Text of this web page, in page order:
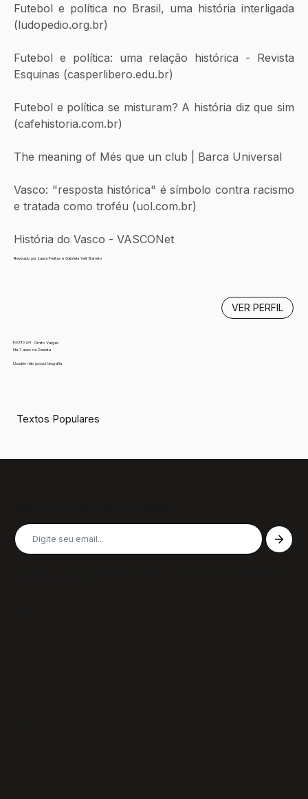
Futebol e política no Brasil, uma história interligada
(ludopedio.org.br)
Futebol e política: uma relação histórica - Revista
Esquinas (casperlibero.edu.br)
Futebol e política se misturam? A história diz que sim
(cafehistoria.com.br)
The meaning of Més que un club | Barca Universal
Vasco: "resposta histórica" é símbolo contra racismo
e tratada como troféu (uol.com.br)
História do Vasco - VASCONet
Revisado por Laura Freitas e Gabriela Veit Barreto
Escrito por
Ornito Vargas
Há 7 anos na Gazeta
Usuário não possui biografia
VER PERFIL
Textos Populares